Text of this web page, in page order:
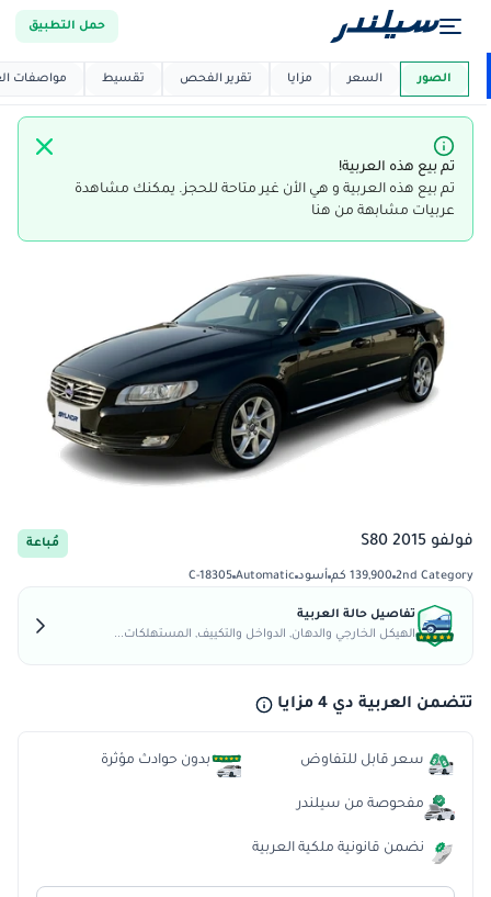
حمل التطبيق
العربية دي ماركت
تم بيع هذه العربية!
تم بيع هذه العربية و هي الأن غير متاحة للحجز. يمكنك مشاهدة
عربيات مشابهة من هنا
فولفو S80 2015 مُباعة
2nd Category 139,900 كم أسود Automatic
C-18305
تفاصيل حالة العربية
الهيكل الخارجي والدهان, الدواخل والتكييف, المستهلكات...
تتضمن العربية دي 4 مزايا
سعر قابل للتفاوض
مفحوصة من سيلندر
نضمن قانونية ملكية العربية
بدون حوادث مؤثرة
الصور السعر مزايا تقرير الفحص تقسيط مواصفات